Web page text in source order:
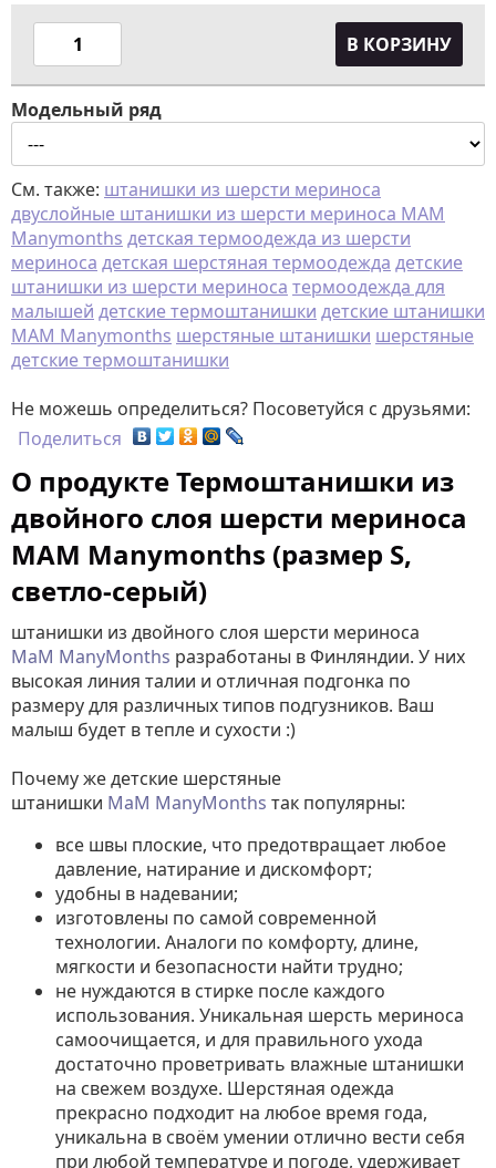
В КОРЗИНУ
Модельный ряд
См. также: штанишки из шерсти мериноса
двуслойные штанишки из шерсти мериноса MAM
Manymonths детская термоодежда из шерсти
мериноса детская шерстяная термоодежда детские
штанишки из шерсти мериноса термоодежда для
малышей детские термоштанишки детские штанишки
MAM Manymonths шерстяные штанишки шерстяные
детские термоштанишки
Не можешь определиться? Посоветуйся с друзьями:
Поделиться
О продукте Термоштанишки из
двойного слоя шерсти мериноса
MAM Manymonths (размер S,
светло-серый)
штанишки из двойного слоя шерсти мериноса
МаМ ManyMonths разработаны в Финляндии. У них
высокая линия талии и отличная подгонка по
размеру для различных типов подгузников. Ваш
малыш будет в тепле и сухости :)
Почему же детские шерстяные
штанишки МаМ ManyMonths так популярны:
все швы плоские, что предотвращает любое
давление, натирание и дискомфорт;
удобны в надевании;
изготовлены по самой современной
технологии. Аналоги по комфорту, длине,
мягкости и безопасности найти трудно;
не нуждаются в стирке после каждого
использования. Уникальная шерсть мериноса
самоочищается, и для правильного ухода
достаточно проветривать влажные штанишки
на свежем воздухе. Шерстяная одежда
прекрасно подходит на любое время года,
уникальна в своём умении отлично вести себя
при любой температуре и погоде, удерживает